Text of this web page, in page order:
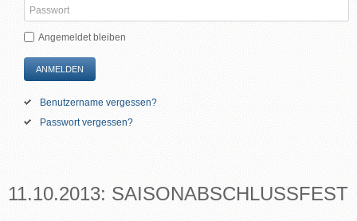
Angemeldet bleiben
ANMELDEN
Benutzername vergessen?
Passwort vergessen?
11.10.2013: SAISONABSCHLUSSFEST